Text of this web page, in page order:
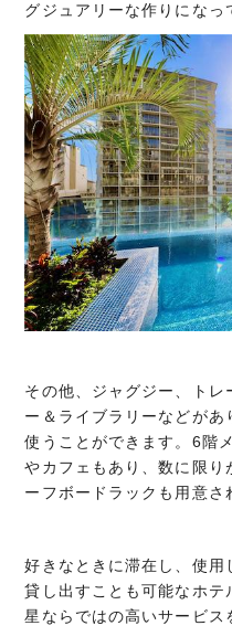
グジュアリーな作りになっ
その他、ジャグジー、トレ
ー＆ライブラリーなどが
使うことができます。6階
やカフェもあり、数に限り
ーフボードラックも用意さ
好きなときに滞在し、使用
貸し出すことも可能なホテ
星ならではの高いサービス